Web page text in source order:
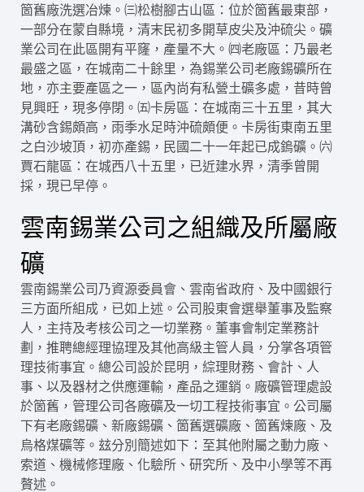
箇舊廠洗選冶煉。㈢松樹腳古山區：位於箇舊最東部，
一部分在蒙自縣境，清末民初多開草皮尖及沖硫尖。礦
業公司在此區開有平窿，產量不大。㈣老廠區：乃最老
最盛之區，在城南二十餘里，為錫業公司老廠錫礦所在
地，亦主要產區之一，區內尚有私營土礦多處，昔時曾
見興旺，現多停閉。㈤卡房區：在城南三十五里，其大
溝砂含錫頗高，雨季水足時沖硫頗便。卡房街東南五里
之白沙坡頂，初亦產錫，民國二十一年起已成鎢礦。㈥
賈石龍區：在城西八十五里，已近建水界，清季曾開
採，現已早停。
雲南錫業公司之組織及所屬廠
礦
雲南錫業公司乃資源委員會、雲南省政府、及中國銀行
三方面所組成，已如上述。公司股東會選舉董事及監察
人，主持及考核公司之一切業務。董事會制定業務計
劃，推聘總經理協理及其他高級主管人員，分掌各項管
理技術事宜。總公司設於昆明，綜理財務、會計、人
事、以及器材之供應運輸，產品之運銷。廠礦管理處設
於箇舊，管理公司各廠礦及一切工程技術事宜。公司屬
下有老廠錫礦、新廠錫礦、箇舊選礦廠、箇舊煉廠、及
烏格煤礦等。玆分別簡述如下：至其他附屬之動力廠、
索道、機械修理廠、化驗所、研究所、及中小學等不再
贅述。